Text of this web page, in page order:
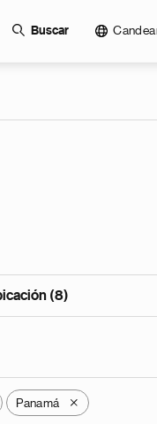
Buscar
(8)
Panamá X